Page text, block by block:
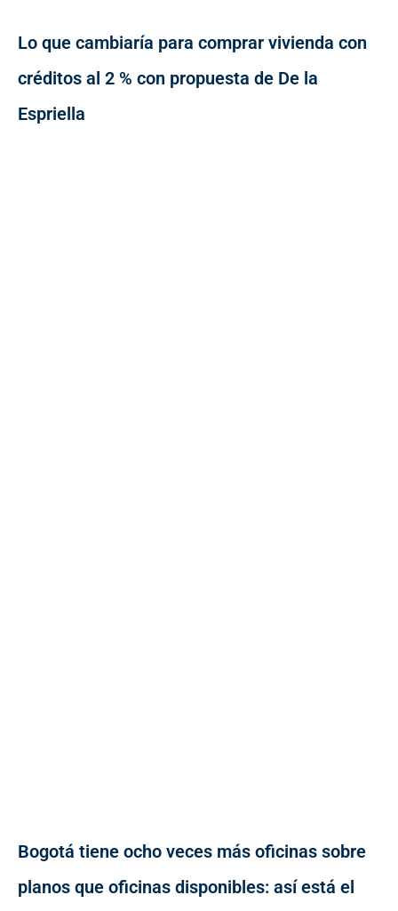
Lo que cambiaría para comprar vivienda con
créditos al 2 % con propuesta de De la
Espriella
Bogotá tiene ocho veces más oficinas sobre
planos que oficinas disponibles: así está el